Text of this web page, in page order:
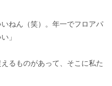
いねん（笑）。年一でフロアパ
」
えるものがあって、そこに私た